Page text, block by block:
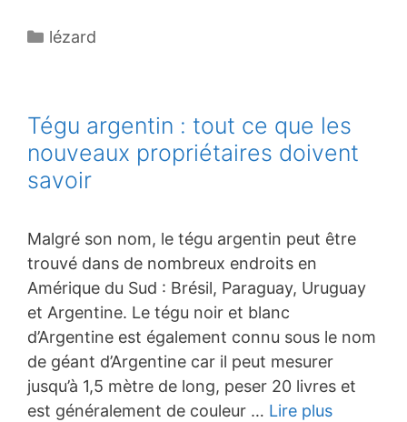
Catégories
lézard
Tégu argentin : tout ce que les
nouveaux propriétaires doivent
savoir
Malgré son nom, le tégu argentin peut être
trouvé dans de nombreux endroits en
Amérique du Sud : Brésil, Paraguay, Uruguay
et Argentine. Le tégu noir et blanc
d’Argentine est également connu sous le nom
de géant d’Argentine car il peut mesurer
jusqu’à 1,5 mètre de long, peser 20 livres et
est généralement de couleur … Lire plus